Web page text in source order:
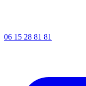
06 15 28 81 81